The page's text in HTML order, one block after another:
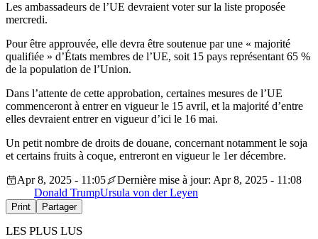
Les ambassadeurs de l’UE devraient voter sur la liste proposée
mercredi.
Pour être approuvée, elle devra être soutenue par une « majorité
qualifiée » d’États membres de l’UE, soit 15 pays représentant 65 %
de la population de l’Union.
Dans l’attente de cette approbation, certaines mesures de l’UE
commenceront à entrer en vigueur le 15 avril, et la majorité d’entre
elles devraient entrer en vigueur d’ici le 16 mai.
Un petit nombre de droits de douane, concernant notamment le soja
et certains fruits à coque, entreront en vigueur le 1er décembre.
Apr 8, 2025 - 11:05
Dernière mise à jour: Apr 8, 2025 - 11:08
Donald TrumpUrsula von der Leyen
Print Partager
LES PLUS LUS